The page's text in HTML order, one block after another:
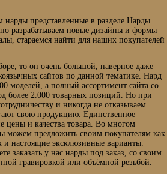
представленные в разделе Нарды
разрабатываем новые дизайны и формы
стараемся найти для наших покупателей
то он очень большой, наверное даже
сайтов по данной тематике. Нард
моделей, а полный ассортимент сайта со
более 2.000 товарных позиций. Но при
и никогда не отказываем
свою продукцию. Единственное
цены и качества товара. Во многом
можем предложить своим покупателям как
и настоящие эксклюзивные варианты.
заказать у нас нарды под заказ, со своим
гравировкой или объёмной резьбой.